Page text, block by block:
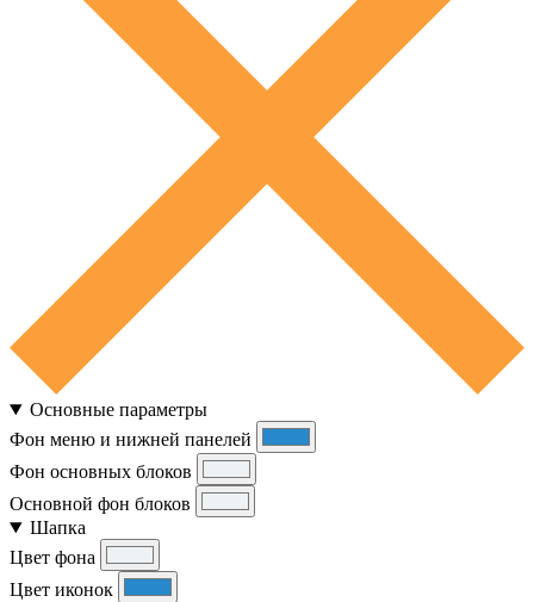
Основные параметры
Фон меню и нижней панелей
Фон основных блоков
Основной фон блоков
Шапка
Цвет фона
Цвет иконок